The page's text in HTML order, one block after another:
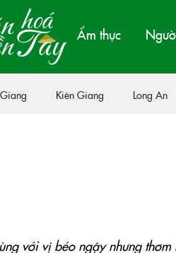
Ẩm thực
Kiên Giang Long An
với vị béo ngậy nhưng thơm